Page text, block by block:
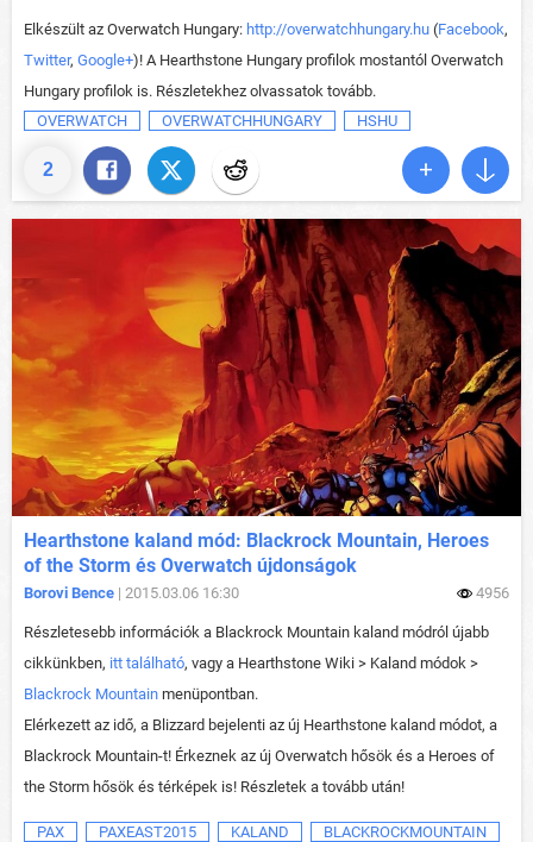
2
Elkészült az Overwatch Hungary: http://overwatchhungary.hu (Facebook,
Twitter, Google+)! A Hearthstone Hungary profilok mostantól Overwatch
Hungary profilok is. Részletekhez olvassatok tovább.
OVERWATCH
OVERWATCHHUNGARY HSHU
Hearthstone kaland mód: Blackrock Mountain, Heroes
of the Storm és Overwatch újdonságok
Borovi Bence | 2015.03.06 16:30 4956
Részletesebb információk a Blackrock Mountain kaland módról újabb
cikkünkben, itt található, vagy a Hearthstone Wiki > Kaland módok >
Blackrock Mountain menüpontban.
Elérkezett az idő, a Blizzard bejelenti az új Hearthstone kaland módot, a
Blackrock Mountain-t! Érkeznek az új Overwatch hősök és a Heroes of
the Storm hősök és térképek is! Részletek a tovább után!
PAX PAXEAST2015 KALAND BLACKROCKMOUNTAIN